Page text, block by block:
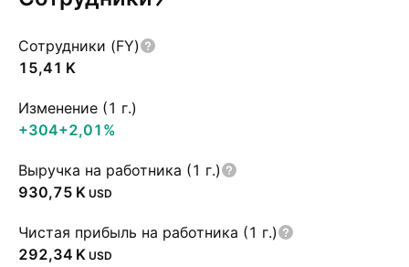
Сотрудники (FY)
‪15,41 K‬
Изменение (1 г.)
+304+2,01%
Выручка на работника (1 г.)
‪930,75 K‬ USD
Чистая прибыль на работника (1 г.)
‪292,34 K‬ USD